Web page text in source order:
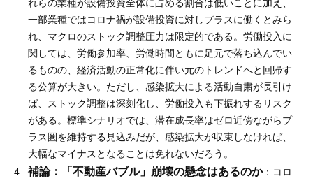
れらの業種が設備投資全体に占める割合は低いことに加え、
一部業種ではコロナ禍が設備投資に対しプラスに働くとみら
れ、マクロのストック調整圧力は限定的である。労働投入に
関しては、労働参加率、労働時間ともに足元で落ち込んでい
るものの、経済活動の正常化に伴い元のトレンドへと回帰す
る公算が大きい。ただし、感染拡大による活動自粛が長引け
ば、ストック調整は深刻化し、労働投入も下振れするリスク
がある。標準シナリオでは、潜在成長率はゼロ近傍ながらプ
ラス圏を維持する見込みだが、感染拡大が収束しなければ、
大幅なマイナスとなることは免れないだろう。
補論：「不動産バブル」崩壊の懸念はあるのか：コロ